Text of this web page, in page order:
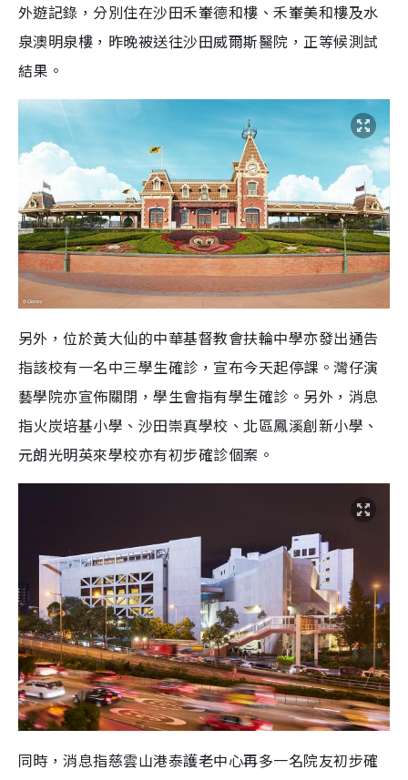
外遊記錄，分別住在沙田禾輋德和樓、禾輋美和樓及水
泉澳明泉樓，昨晚被送往沙田威爾斯醫院，正等候測試
結果。
另外，位於黃大仙的中華基督教會扶輪中學亦發出通告
指該校有一名中三學生確診，宣布今天起停課。灣仔演
藝學院亦宣佈關閉，學生會指有學生確診。另外，消息
指火炭培基小學、沙田崇真學校、北區鳳溪創新小學、
元朗光明英來學校亦有初步確診個案。
同時，消息指慈雲山港泰護老中心再多一名院友初步確